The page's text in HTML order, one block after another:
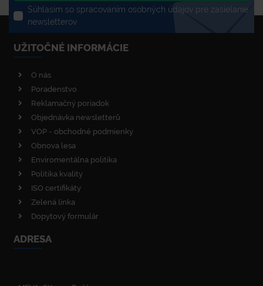
Súhlasím so spracovaním osobných údajov pre zasielanie
newsletterov
UŽITOČNÉ INFORMÁCIE
O nás
Poradenstvo
Reklamačný poriadok
Objednávka newsletterů
VOP - obchodné podmienky
Obnova lesa
Enviromentálna politika
Politika kvality
ISO certifikáty
Zelená linka
Dopytový formulár
ADRESA